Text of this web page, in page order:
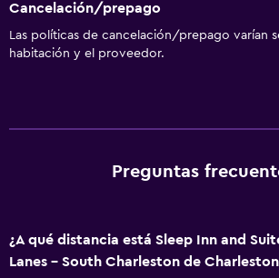
Cancelación/prepago
Las políticas de cancelación/prepago varían
habitación y el proveedor.
Preguntas
¿A qué distancia está Sleep Inn and
Lanes - South Charleston de Charleston